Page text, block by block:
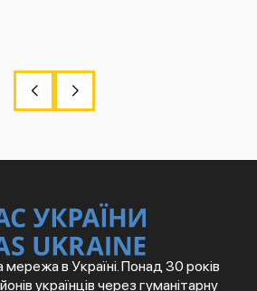
мережа в Україні. Понад 30 років
українців через гуманітарну